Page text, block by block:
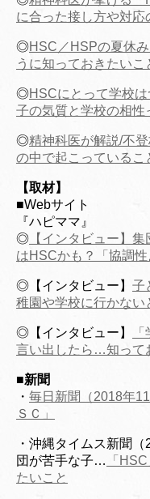
に合った接し方や対応
◎HSC／HSPの夏休
うに知っておきたいこ
◎HSCにとって学校
子の気質と学校の相性
◎精神科医が解説/不
の中で起こっているこ
【取材】
■Webサイト
『ハピママ』
◎ 【インタビュー】
はHSCかも？「協調性
◎【インタビュー】 子
稚園や学校に行かない
◎【インタビュー】
言い出したら…知って
■新聞
・ 毎日新聞（2018年
ＳＣ」
・沖縄タイムス新聞
団が苦手な子…
「
たいこと